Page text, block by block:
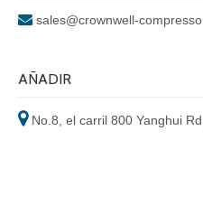
 sales@crownwell-
AÑADIR
 No.8, el carril 800 Yanghui